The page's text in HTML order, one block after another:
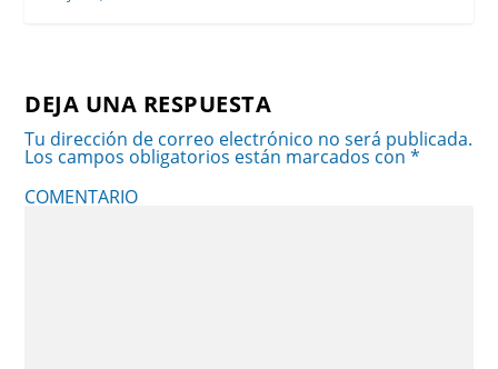
DEJA UNA RESPUESTA
Tu dirección de correo electrónico no será publicada.
Los campos obligatorios están marcados con*
COMENTARIO